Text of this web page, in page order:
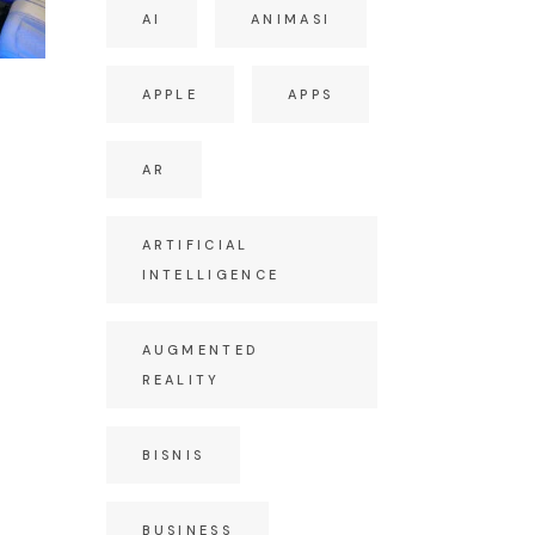
AI ANIMASI
APPLE APPS
AR
ARTIFICIAL
INTELLIGENCE
AUGMENTED
REALITY
BISNIS
BUSINESS